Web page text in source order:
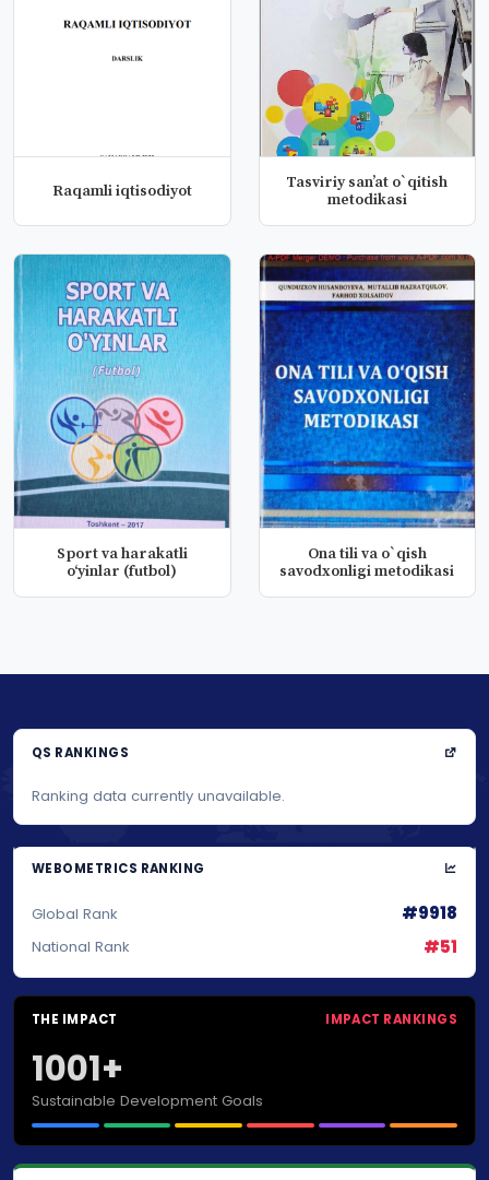
Raqamli iqtisodiyot
Tasviriy san’at o`qitish
metodikasi
Sport va harakatli
o‘yinlar (futbol)
Ona tili va o`qish
savodxonligi metodikasi
QS RANKINGS
Ranking data currently unavailable.
WEBOMETRICS RANKING
Global Rank #9918
National Rank #51
THE IMPACT IMPACT RANKINGS
1001+
Sustainable Development Goals